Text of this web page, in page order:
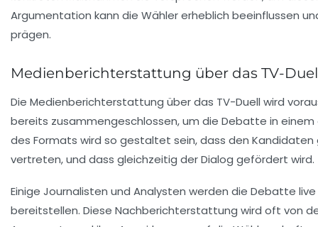
Argumentation kann die Wähler erheblich beeinflussen
prägen.
Medienberichterstattung über das TV-
Die Medienberichterstattung über das TV-Duell wird
bereits zusammengeschlossen, um die Debatte in
des Formats wird so gestaltet sein, dass den
vertreten, und dass gleichzeitig der Dialog gefördert wird.
Einige Journalisten und Analysten werden die Debatte
bereitstellen. Diese Nachberichterstattung wird oft von